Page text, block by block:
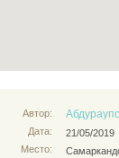
Автор:
Дата:
Место:
21/05/2019